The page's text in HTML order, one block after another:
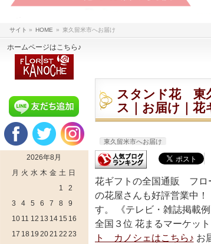
サイト » HOME » 東久留米市へお届け
スタンド花 東
ス｜お届け｜花
東久留米市へお届け
花ギフトの全国通販 フロ
の花屋さんも好評営業中
す。 《テレビ・雑誌掲載
全国３位 花まるマーケッ
ト カノシェはこちら♪ お
ホームページはこちら♪
2026年8月
月 火 水 木 金 土 日
1
2
3
4 5 6 7 8
9
10 11 12 13 14 15 16
17 18 19 2021 22 23